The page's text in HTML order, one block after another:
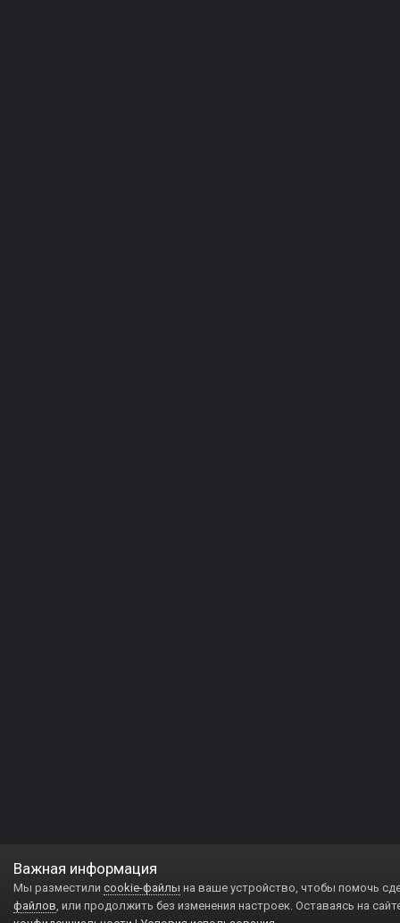
Важная информация
Мы разместили cookie-файлы на ваше устройство, чтобы помочь
файлов, или продолжить без изменения настроек. Оставаясь на